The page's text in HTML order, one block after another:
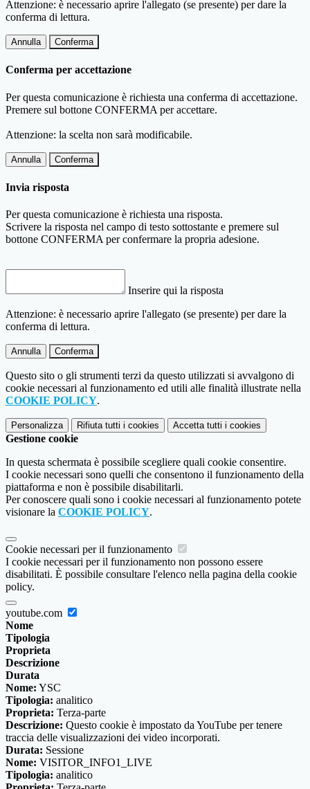
Attenzione: è necessario aprire l'allegato (se presente) per dare la
conferma di lettura.
Annulla Conferma
Conferma per accettazione
Per questa comunicazione è richiesta una conferma di accettazione.
Premere sul bottone CONFERMA per accettare.
Attenzione: la scelta non sarà modificabile.
Annulla Conferma
Invia risposta
Per questa comunicazione è richiesta una risposta.
Scrivere la risposta nel campo di testo sottostante e premere sul
bottone CONFERMA per confermare la propria adesione.
Inserire qui la risposta
Attenzione: è necessario aprire l'allegato (se presente) per dare la
conferma di lettura.
Annulla Conferma
Questo sito o gli strumenti terzi da questo utilizzati si avvalgono di
cookie necessari al funzionamento ed utili alle finalità illustrate nella
COOKIE POLICY.
Personalizza Rifiuta tutti i cookies Accetta tutti i cookies
Gestione cookie
In questa schermata è possibile scegliere quali cookie consentire.
I cookie necessari sono quelli che consentono il funzionamento della
piattaforma e non è possibile disabilitarli.
Per conoscere quali sono i cookie necessari al funzionamento potete
visionare la COOKIE POLICY.
Cookie necessari per il funzionamento
I cookie necessari per il funzionamento non possono essere
disabilitati. È possibile consultare l'elenco nella pagina della cookie
policy.
youtube.com
Nome
Tipologia
Proprieta
Descrizione
Durata
Nome: YSC
Tipologia: analitico
Proprieta: Terza-parte
Descrizione: Questo cookie è impostato da YouTube per tenere
traccia delle visualizzazioni dei video incorporati.
Durata: Sessione
Nome: VISITOR_INFO1_LIVE
Tipologia: analitico